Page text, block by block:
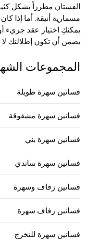
الفستان مطرزاً بشكل
مسمارية أنيقة. أما إذا
يمكنكِ اختيار عقد جريء
يضمن أن تكون إطلالتك
المجموعات
فساتين سهرة طويلة
فساتين سهرة مشقوقة
فساتين سهرة بني
فساتين سهرة ساندي
فساتين زفاف وسهرة
فساتين زفاف سهرة
فساتين سهرة للتخرج